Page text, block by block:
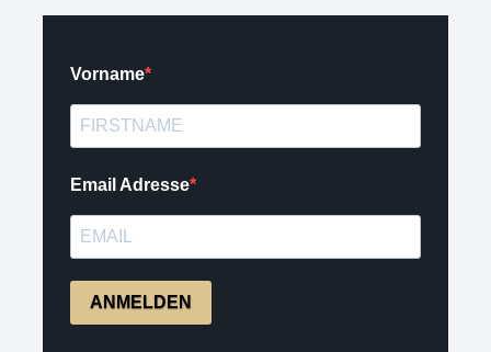
Vorname
Email Adresse
ANMELDEN